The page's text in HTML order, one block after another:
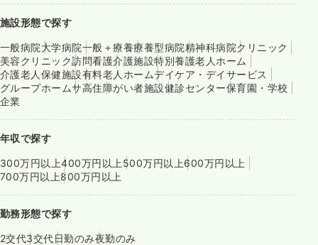
施設形態で探す
一般病院大学病院一般＋療養療養型病院精神科病院クリニック
美容クリニック訪問看護介護施設特別養護老人ホーム
介護老人保健施設有料老人ホームデイケア・デイサービス
グループホームサ高住障がい者施設健診センター保育園・学校
企業
年収で探す
300万円以上400万円以上 500万円以上600万円以上
700万円以上800万円以上
勤務形態で探す
2交代3交代日勤のみ夜勤のみ